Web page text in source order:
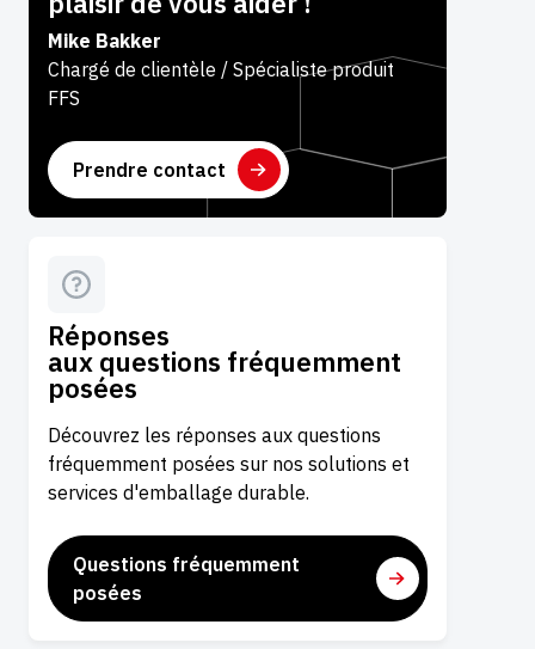
Mike Bakker
Chargé de clientèle / Spécialiste produit
FFS
Prendre contact
Réponses
aux questions fréquemment
posées
Découvrez les réponses aux questions
fréquemment posées sur nos solutions et
services d'emballage durable.
Questions fréquemment
posées